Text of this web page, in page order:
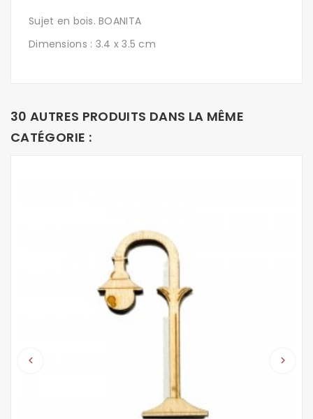
Sujet en bois. BOANITA
Dimensions : 3.4 x 3.5 cm
30 AUTRES PRODUITS DANS LA MÊME
CATÉGORIE :
keyboard_arrow_left keyboard_arrow_right